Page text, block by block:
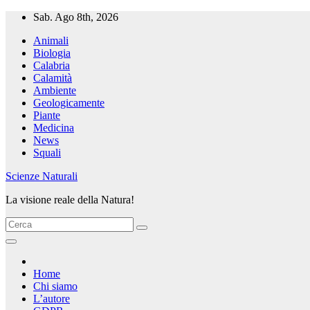
Salta
contenuto
Sab. Ago 8th, 2026
Animali
Biologia
Calabria
Calamità
Ambiente
Geologicamente
Piante
Medicina
News
Squali
Scienze Naturali
La visione reale della Natura!
Home
Chi siamo
L’autore